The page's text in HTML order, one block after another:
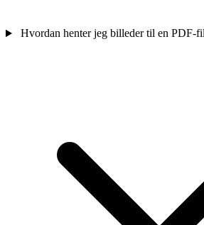
Hvordan henter jeg billeder til en PDF-